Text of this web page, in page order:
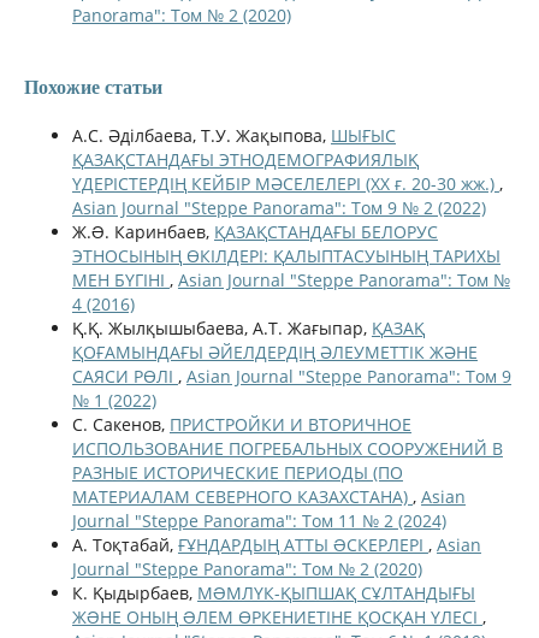
Panorama": Том № 2 (2020)
Похожие статьи
А.С. Әділбаева, Т.У. Жақыпова, ШЫҒЫС
ҚАЗАҚСТАНДАҒЫ ЭТНОДЕМОГРАФИЯЛЫҚ
ҮДЕРІСТЕРДІҢ КЕЙБІР МӘСЕЛЕЛЕРІ (ХХ ғ. 20-30 жж.) ,
Asian Journal "Steppe Panorama": Том 9 № 2 (2022)
Ж.Ə. Каринбаев, ҚАЗАҚСТАНДАҒЫ БЕЛОРУС
ЭТНОСЫНЫҢ ӨКІЛДЕРІ: ҚАЛЫПТАСУЫНЫҢ ТАРИХЫ
МЕН БҮГІНІ , Asian Journal "Steppe Panorama": Том №
4 (2016)
Қ.Қ. Жылқышыбаева, А.Т. Жағыпар, ҚАЗАҚ
ҚОҒАМЫНДАҒЫ ӘЙЕЛДЕРДІҢ ӘЛЕУМЕТТІК ЖӘНЕ
САЯСИ РӨЛІ , Asian Journal "Steppe Panorama": Том 9
№ 1 (2022)
С. Сакенов, ПРИСТРОЙКИ И ВТОРИЧНОЕ
ИСПОЛЬЗОВАНИЕ ПОГРЕБАЛЬНЫХ СООРУЖЕНИЙ В
РАЗНЫЕ ИСТОРИЧЕСКИЕ ПЕРИОДЫ (ПО
МАТЕРИАЛАМ СЕВЕРНОГО КАЗАХСТАНА) , Asian
Journal "Steppe Panorama": Том 11 № 2 (2024)
А. Тоқтабай, ҒҰНДАРДЫҢ АТТЫ ƏСКЕРЛЕРІ , Asian
Journal "Steppe Panorama": Том № 2 (2020)
К. Қыдырбаев, МƏМЛҮК-ҚЫПШАҚ СҰЛТАНДЫҒЫ
ЖƏНЕ ОНЫҢ ƏЛЕМ ӨРКЕНИЕТІНЕ ҚОСҚАН ҮЛЕСІ ,